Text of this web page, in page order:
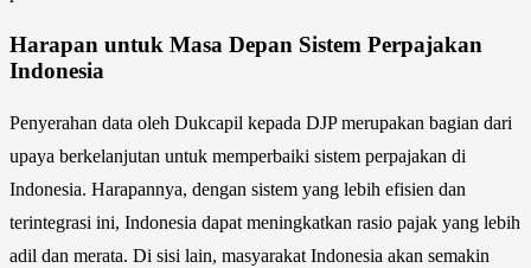
Harapan untuk Masa Depan Sistem Perpajakan
Indonesia
Penyerahan data oleh Dukcapil kepada DJP merupakan bagian dari
upaya berkelanjutan untuk memperbaiki sistem perpajakan di
Indonesia. Harapannya, dengan sistem yang lebih efisien dan
terintegrasi ini, Indonesia dapat meningkatkan rasio pajak yang lebih
adil dan merata. Di sisi lain, masyarakat Indonesia akan semakin